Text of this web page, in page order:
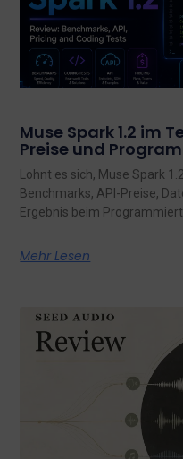
Muse Spark 1.2 im
Preise und
Lohnt es sich, Muse Spark
Benchmarks, API-Preise,
Ergebnis beim
Mehr Lesen